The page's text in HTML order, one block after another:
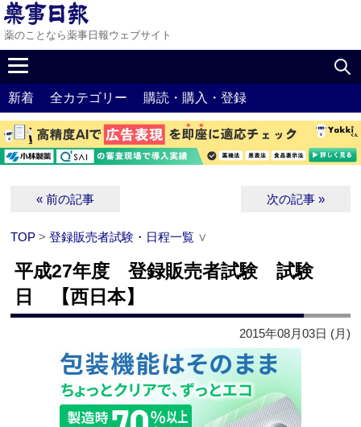
薬のことなら薬事日報ウェブサイト
新着 全カテゴリー 購読・購入・登録
« 前の記事 次の記事 »
TOP >登録販売者試験・日程一覧 ∨
平成27年度 登録販売者試験 試験
日 【西日本】
2015年08月03日 (月)